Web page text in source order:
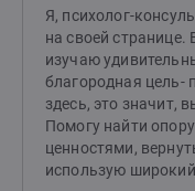
становились
Работаю как в
долгосрочном
Я, психолог-
на своей
изучаю
благородная цель-
здесь, это значит,
Помогу найти
ценностями,
использую